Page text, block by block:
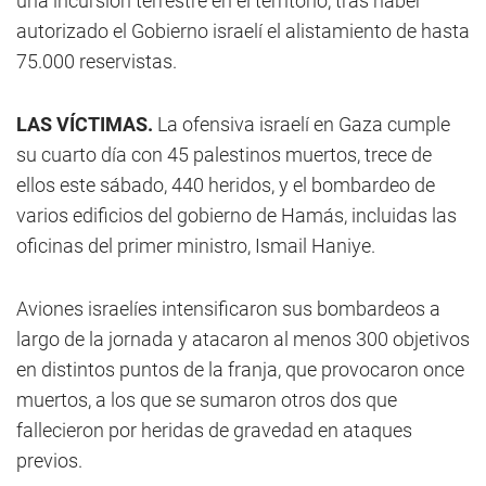
autorizado el Gobierno israelí el alistamiento de hasta
75.000 reservistas.
LAS VÍCTIMAS. La ofensiva israelí en Gaza cumple
su cuarto día con 45 palestinos muertos, trece de
ellos este sábado, 440 heridos, y el bombardeo de
varios edificios del gobierno de Hamás, incluidas las
oficinas del primer ministro, Ismail Haniye.
Aviones israelíes intensificaron sus bombardeos a
largo de la jornada y atacaron al menos 300 objetivos
en distintos puntos de la franja, que provocaron once
muertos, a los que se sumaron otros dos que
fallecieron por heridas de gravedad en ataques
previos.